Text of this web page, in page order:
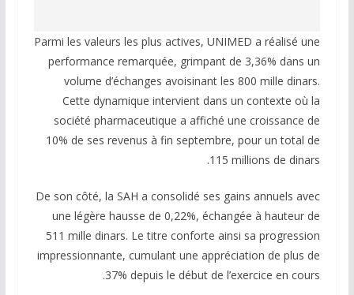
Parmi les valeurs les plus actives, UNIMED a réalisé une
performance remarquée, grimpant de 3,36% dans un
volume d’échanges avoisinant les 800 mille dinars.
Cette dynamique intervient dans un contexte où la
société pharmaceutique a affiché une croissance de
10% de ses revenus à fin septembre, pour un total de
115 millions de dinars.
De son côté, la SAH a consolidé ses gains annuels avec
une légère hausse de 0,22%, échangée à hauteur de
511 mille dinars. Le titre conforte ainsi sa progression
impressionnante, cumulant une appréciation de plus de
37% depuis le début de l’exercice en cours.